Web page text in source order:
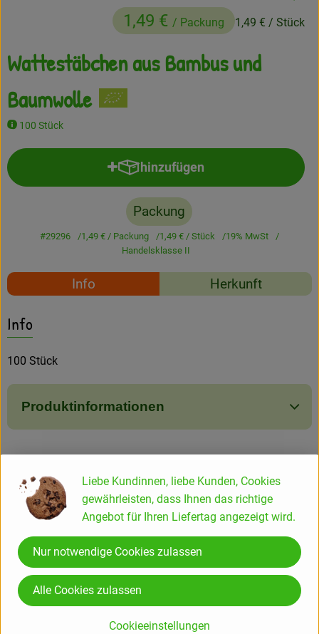
Angebote
Naturkosmetik
Gratis Ökokiste im Wert von 25 Euro
Kundenbrief
Amperhof-Blog
Entdecken
Über uns
Wattestäbchen aus Bambus und
Baumwolle
100 Stück
1,49 € / Packung 1,49 € / Stück
hinzufügen
Produkt zum Warenkorb
Packung
#29296 1,49 € / Packung 1,49 € / Stück
19% MwSt
Handelsklasse II
Rezepte
Info Herkunft
Info
100 Stück
Produktinformationen
Herkunft
Hersteller: HYD
DIV
Amperhof Ökokiste GmbH & Co. KG
Liebe Kundinnen, liebe Kunden, Cookies
gewährleisten, dass Ihnen das richtige
Angebot für Ihren Liefertag angezeigt wird.
Cookieeinstellungen
Nur notwendige Cookies zulassen
Alle Cookies zulassen